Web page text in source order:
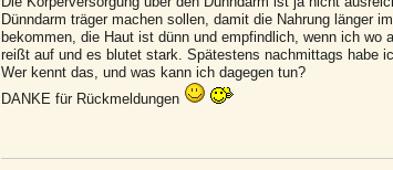
Dünndarm träger machen sollen, damit die Nahrung länger
bekommen, die Haut ist dünn und empfindlich, wenn ich
reißt auf und es blutet stark. Spätestens nachmittags habe
Wer kennt das, und was kann ich dagegen tun?
DANKE für Rückmeldungen